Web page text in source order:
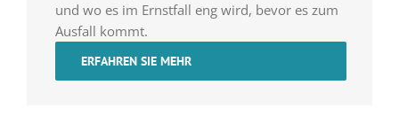
und wo es im Ernstfall eng wird, bevor es zum
Ausfall kommt.
ERFAHREN SIE MEHR